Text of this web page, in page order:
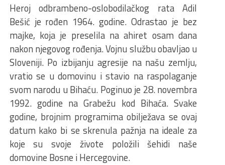
Heroj odbrambeno-oslobodilačkog rata Adil
Bešić je rođen 1964. godine. Odrastao je bez
majke, koja je preselila na ahiret osam dana
nakon njegovog rođenja. Vojnu službu obavljao u
Sloveniji. Po izbijanju agresije na našu zemlju,
vratio se u domovinu i stavio na raspolaganje
svom narodu u Bihaću. Poginuo je 28. novembra
1992. godine na Grabežu kod Bihaća. Svake
godine, brojnim programima obilježava se ovaj
datum kako bi se skrenula pažnja na ideale za
koje su svoje živote položili šehidi naše
domovine Bosne i Hercegovine.